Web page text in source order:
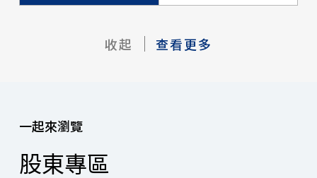
收起 查看更多
一起來瀏覽
股東專區